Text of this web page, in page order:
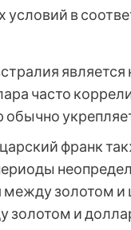
условий в
часто
франк
между золотом
золотом и